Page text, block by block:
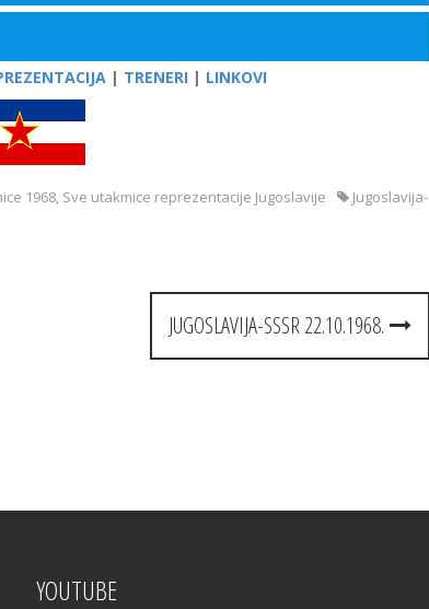
| TRENERI | LINKOVI
1968, Sve utakmice reprezentacije Jugoslavije
Jugoslavija-
JUGOSLAVIJA-SSSR 22.10.1968.
YOUTUBE